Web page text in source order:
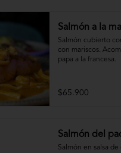
Salmón a la
Salmón cubierto
con mariscos.
papa a la francesa.
$65.900
Salmón del
Salmón en salsa